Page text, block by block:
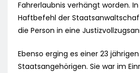
Fahrerlaubnis verhängt worden.
Haftbefehl der
die Person in eine
Ebenso erging es einer 23
Staatsangehörigen. Sie war im